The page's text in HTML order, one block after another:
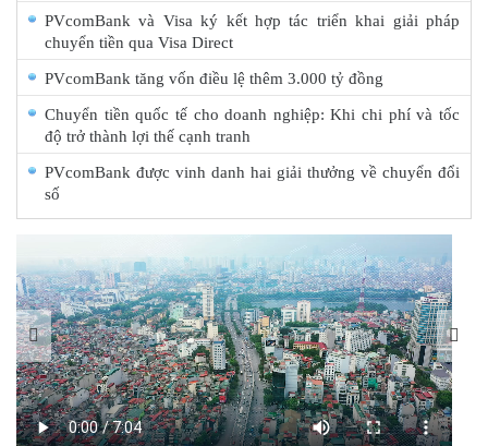
PVcomBank và Visa ký kết hợp tác triển khai giải pháp
chuyển tiền qua Visa Direct
PVcomBank tăng vốn điều lệ thêm 3.000 tỷ đồng
Chuyển tiền quốc tế cho doanh nghiệp: Khi chi phí và tốc
độ trở thành lợi thế cạnh tranh
PVcomBank được vinh danh hai giải thưởng về chuyển đổi
số